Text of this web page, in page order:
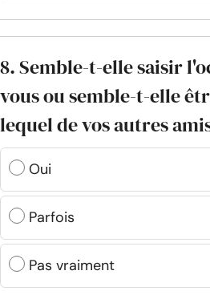
8. Semble-t-elle saisir
vous ou semble-t-elle
lequel de vos autres
Oui
Parfois
Pas vraiment